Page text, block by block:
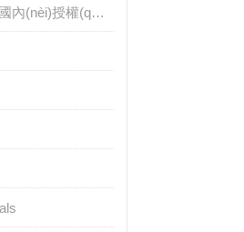
E＆K Scientific國內(nèi)授權(quán)代理